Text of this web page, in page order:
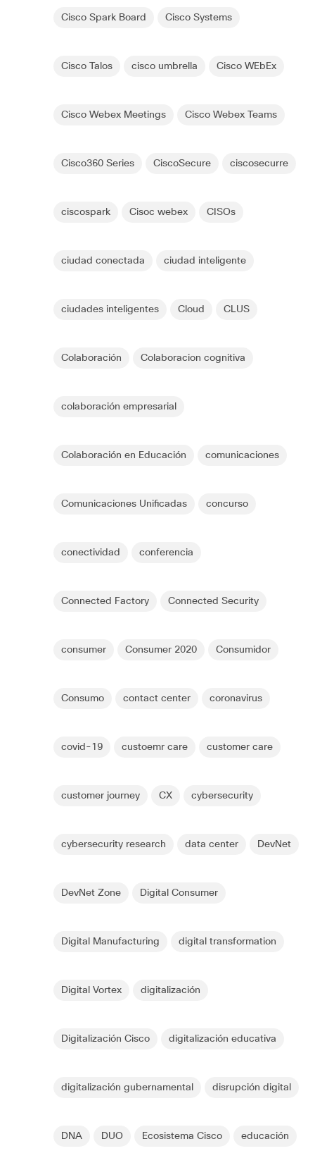
Cisco Spark Board Cisco Systems
Cisco Talos cisco umbrella Cisco WEbEx
Cisco Webex Meetings Cisco Webex Teams
Cisco360 Series CiscoSecure ciscosecurre
ciscospark Cisoc webex CISOs
ciudad conectada ciudad inteligente
ciudades inteligentes Cloud CLUS
Colaboración Colaboracion cognitiva
colaboración empresarial
Colaboración en Educación comunicaciones
Comunicaciones Unificadas concurso
conectividad conferencia
Connected Factory Connected Security
consumer Consumer 2020 Consumidor
Consumo contact center coronavirus
covid-19 custoemr care customer care
customer journey CX cybersecurity
cybersecurity research data center DevNet
DevNet Zone Digital Consumer
Digital Manufacturing digital transformation
Digital Vortex digitalización
Digitalización Cisco digitalización educativa
digitalización gubernamental disrupción digital
DNA DUO Ecosistema Cisco educación